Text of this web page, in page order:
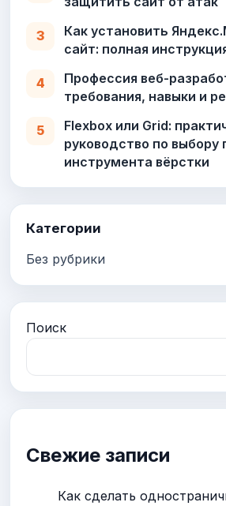
3
Как установить
сайт: полная
4
Профессия веб-
требования, навыки и
5
Flexbox или Grid:
руководство по выбору
инструмента вёрстки
Категории
Без рубрики
Поиск
Свежие записи
Как сделать